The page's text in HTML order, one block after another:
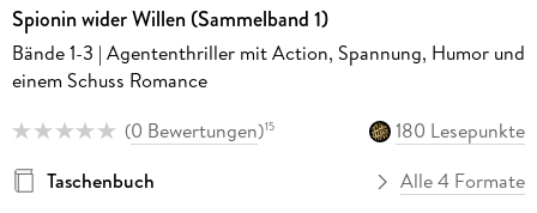
Spionin wider Willen (Sammelband 1)
Bände 1-3 | Agententhriller mit Action, Spannung, Humor und
einem Schuss Romance
(0 Bewertungen)15
180 Lesepunkte
Taschenbuch
Alle 4 Formate